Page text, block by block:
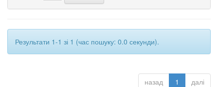
Результати 1-1 зі 1 (час пошуку: 0.0 секунди).
назад 1 далі